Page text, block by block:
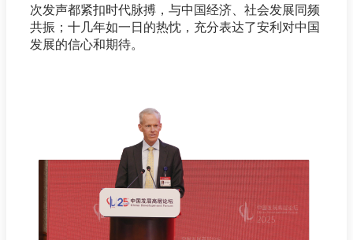
次发声都紧扣时代脉搏，与中国经济、社会发展同频
共振；十几年如一日的热忱，充分表达了安利对中国
发展的信心和期待。